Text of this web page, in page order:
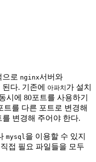
으로 nginx서버와
다. 기존에 아파치 가 설치
시에 80포트를 사용하기
트를 다른 포트로 변경해
를 변경해 주어야 한다.
mysql 을 이용할 수 있지
접 필요 파일들을 모두